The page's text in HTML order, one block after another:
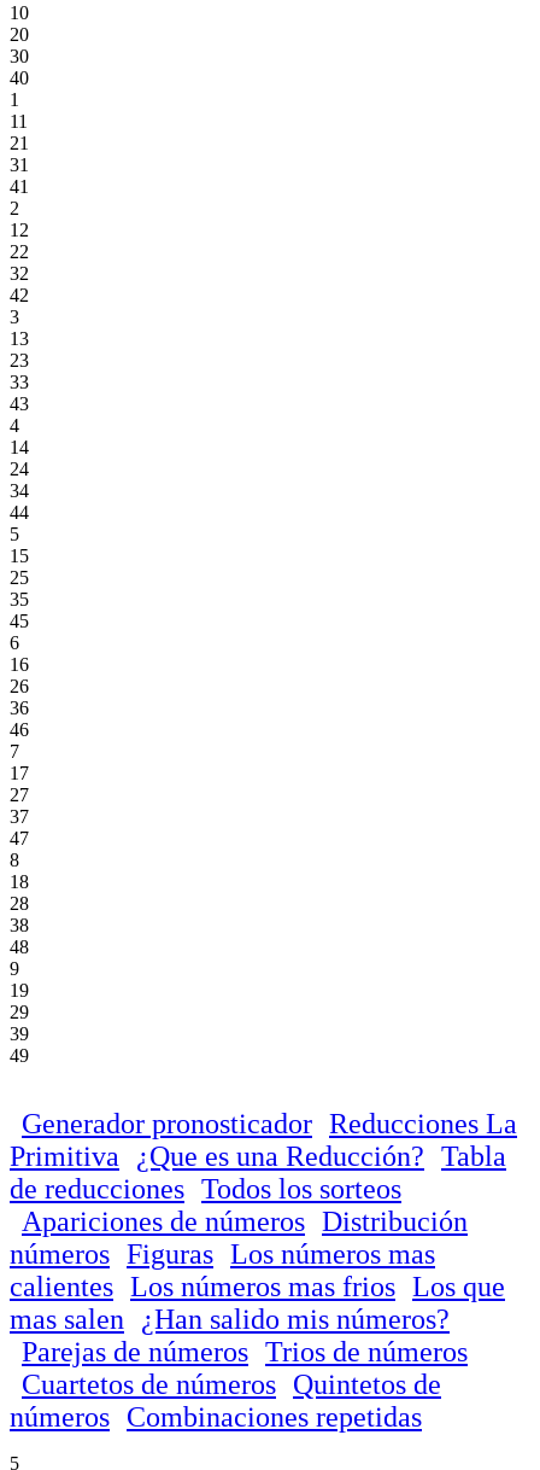
10
20
30
40
1
11
21
31
41
2
12
22
32
42
3
13
23
33
43
4
14
24
34
44
5
15
25
35
45
6
16
26
36
46
7
17
27
37
47
8
18
28
38
48
9
19
29
39
49
Generador pronosticador Reducciones La
Primitiva
¿Que es una Reducción? Tabla
de reducciones Todos los sorteos
Apariciones de números Distribución
números Figuras Los números mas
calientes Los números mas frios Los que
mas salen
¿Han salido mis números?
Parejas de números Trios de números
Cuartetos de números Quintetos de
números Combinaciones repetidas
5